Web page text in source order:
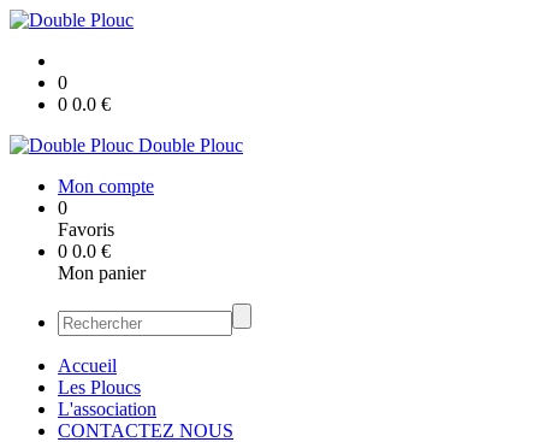
0
0 0.0 €
Double Plouc
Mon compte
0
Favoris
0 0.0 €
Mon panier
Accueil
Les Ploucs
L'association
CONTACTEZ NOUS